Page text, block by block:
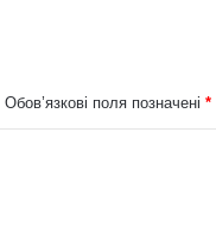
Обов’язкові поля позначені *